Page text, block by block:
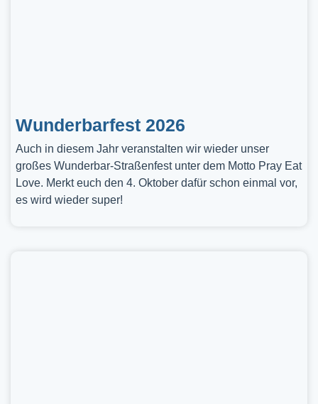
Wunderbarfest 2026
Auch in diesem Jahr veranstalten wir wieder unser
großes Wunderbar-Straßenfest unter dem Motto Pray Eat
Love. Merkt euch den 4. Oktober dafür schon einmal vor,
es wird wieder super!